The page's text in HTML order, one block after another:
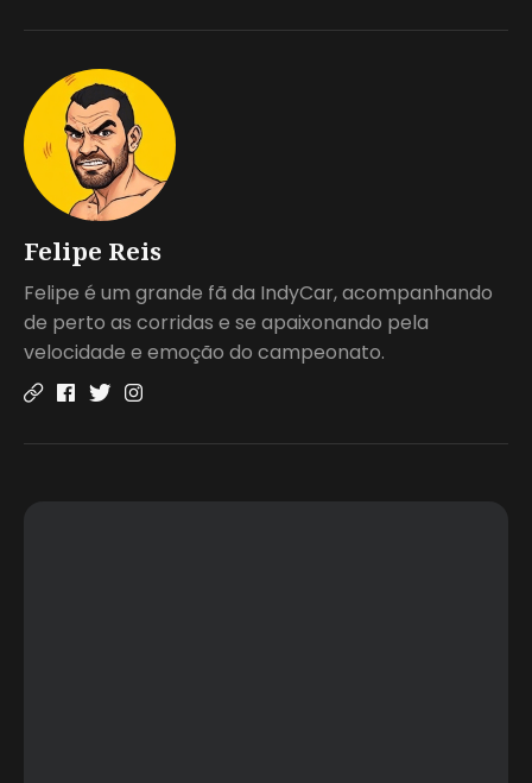
Felipe Reis
Felipe é um grande fã da IndyCar, acompanhando
de perto as corridas e se apaixonando pela
velocidade e emoção do campeonato.